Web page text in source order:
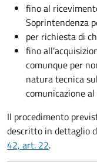
fino al
Soprintendenza
per richiesta di
fino
comunque per
natura tecnica
comunicazione
Il procedimento
descritto in dettaglio
42, art. 22.